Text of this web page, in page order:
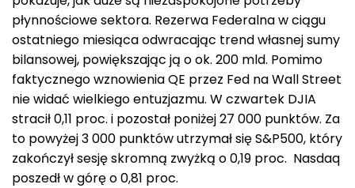
płynnościowe sektora. Rezerwa Federalna w ciągu
ostatniego miesiąca odwracając trend własnej sumy
bilansowej, powiększając ją o ok. 200 mld. Pomimo
faktycznego wznowienia QE przez Fed na Wall Street
nie widać wielkiego entuzjazmu. W czwartek DJIA
stracił 0,11 proc. i pozostał poniżej 27 000 punktów. Za
to powyżej 3 000 punktów utrzymał się S&P500, który
zakończył sesję skromną zwyżką o 0,19 proc. Nasdaq
poszedł w górę o 0,81 proc.